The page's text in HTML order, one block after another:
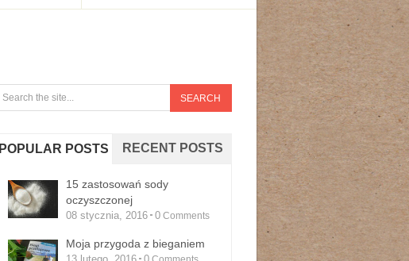
POPULAR POSTS RECENT POSTS
15 zastosowań sody
oczyszczonej
08 stycznia, 2016 0Comments
Moja przygoda z bieganiem